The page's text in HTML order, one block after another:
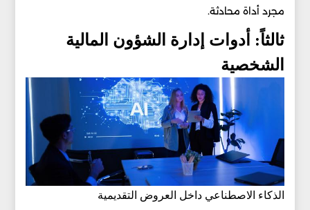
مجرد أداة محادثة.
ثالثاً: أدوات إدارة الشؤون المالية
الشخصية
الذكاء الاصطناعي داخل العروض التقديمية